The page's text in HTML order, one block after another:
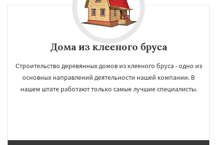
Дома из клееного бруса
Строительство деревянных домов из клееного бруса - одно из
основных направлений деятельности нашей компании. В
нашем штате работают только самые лучшие специалисты.